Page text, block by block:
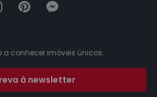
a conhecer imóveis únicos.
à newsletter